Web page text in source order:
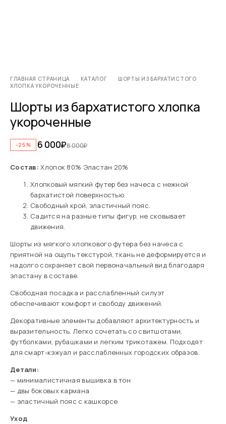
ГЛАВНАЯ СТРАНИЦА КАТАЛОГ
ШОРТЫ ИЗ БАРХАТИСТОГО
ХЛОПКА УКОРОЧЕННЫЕ
Шорты из бархатистого хлопка
укороченные
-25% 8 000₽
6 000₽
Состав: Хлопок 80% Эластан 20%
Хлопковый мягкий футер без начеса с нежной
бархатистой поверхностью.
Свободный крой, эластичный пояс.
Садится на разные типы фигур, не сковывает
движения.
Шорты из мягкого хлопкового футера без начеса с
приятной на ощупь текстурой, ткань не деформируется и
надолго сохраняет свой первоначальный вид благодаря
эластану в составе.
Свободная посадка и расслабленный силуэт
обеспечивают комфорт и свободу движений.
Декоративные элементы добавляют архитектурность и
выразительность. Легко сочетать со свитшотами,
футболками, рубашками и легким трикотажем. Подходят
для смарт-кэжуал и расслабленных городских образов.
Детали:
— минималистичная вышивка в тон
— двы боковых кармана
— эластичный пояс с кашкорсе
Уход